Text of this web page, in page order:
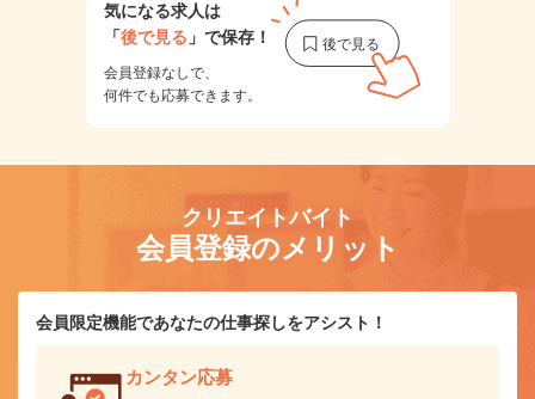
気になる求人は
「後で見る 」で保存！
会員登録なしで、
何件でも応募できます。
クリエイトバイト
会員登録のメリット
会員限定機能であなたの仕事探しをアシスト！
カンタン応募